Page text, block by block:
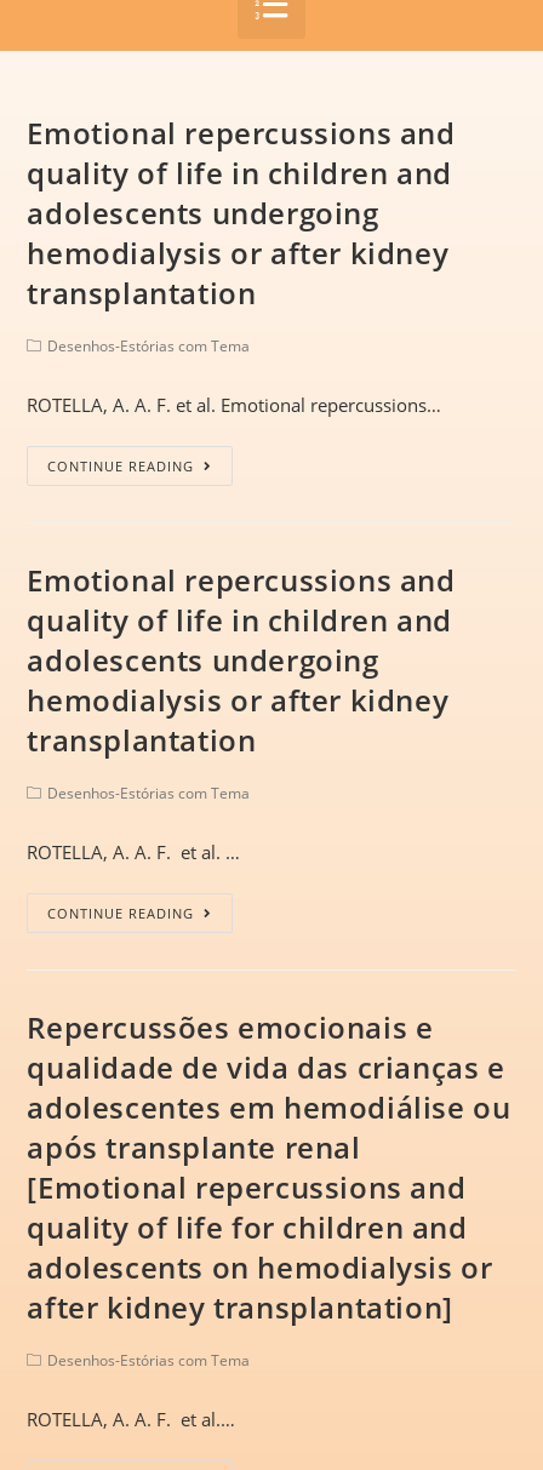
Emotional repercussions and
quality of life in children and
adolescents undergoing
hemodialysis or after kidney
transplantation
Desenhos-Estórias com Tema
ROTELLA, A. A. F. et al. Emotional repercussions…
CONTINUE READING
Emotional repercussions and
quality of life in children and
adolescents undergoing
hemodialysis or after kidney
transplantation
Desenhos-Estórias com Tema
ROTELLA, A. A. F. et al. …
CONTINUE READING
Repercussões emocionais e
qualidade de vida das crianças e
adolescentes em hemodiálise ou
após transplante renal
[Emotional repercussions and
quality of life for children and
adolescents on hemodialysis or
after kidney transplantation]
Desenhos-Estórias com Tema
ROTELLA, A. A. F. et al.…